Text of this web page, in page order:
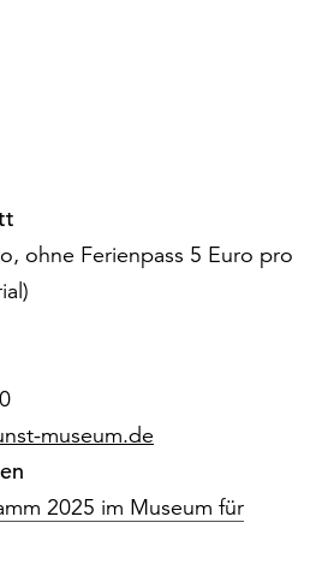
ohne Ferienpass 5 Euro pro
museum.de
2025 im Museum für